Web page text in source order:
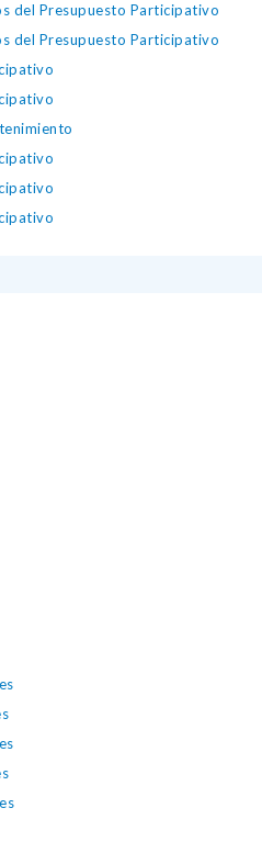
del Presupuesto Participativo
del Presupuesto Participativo